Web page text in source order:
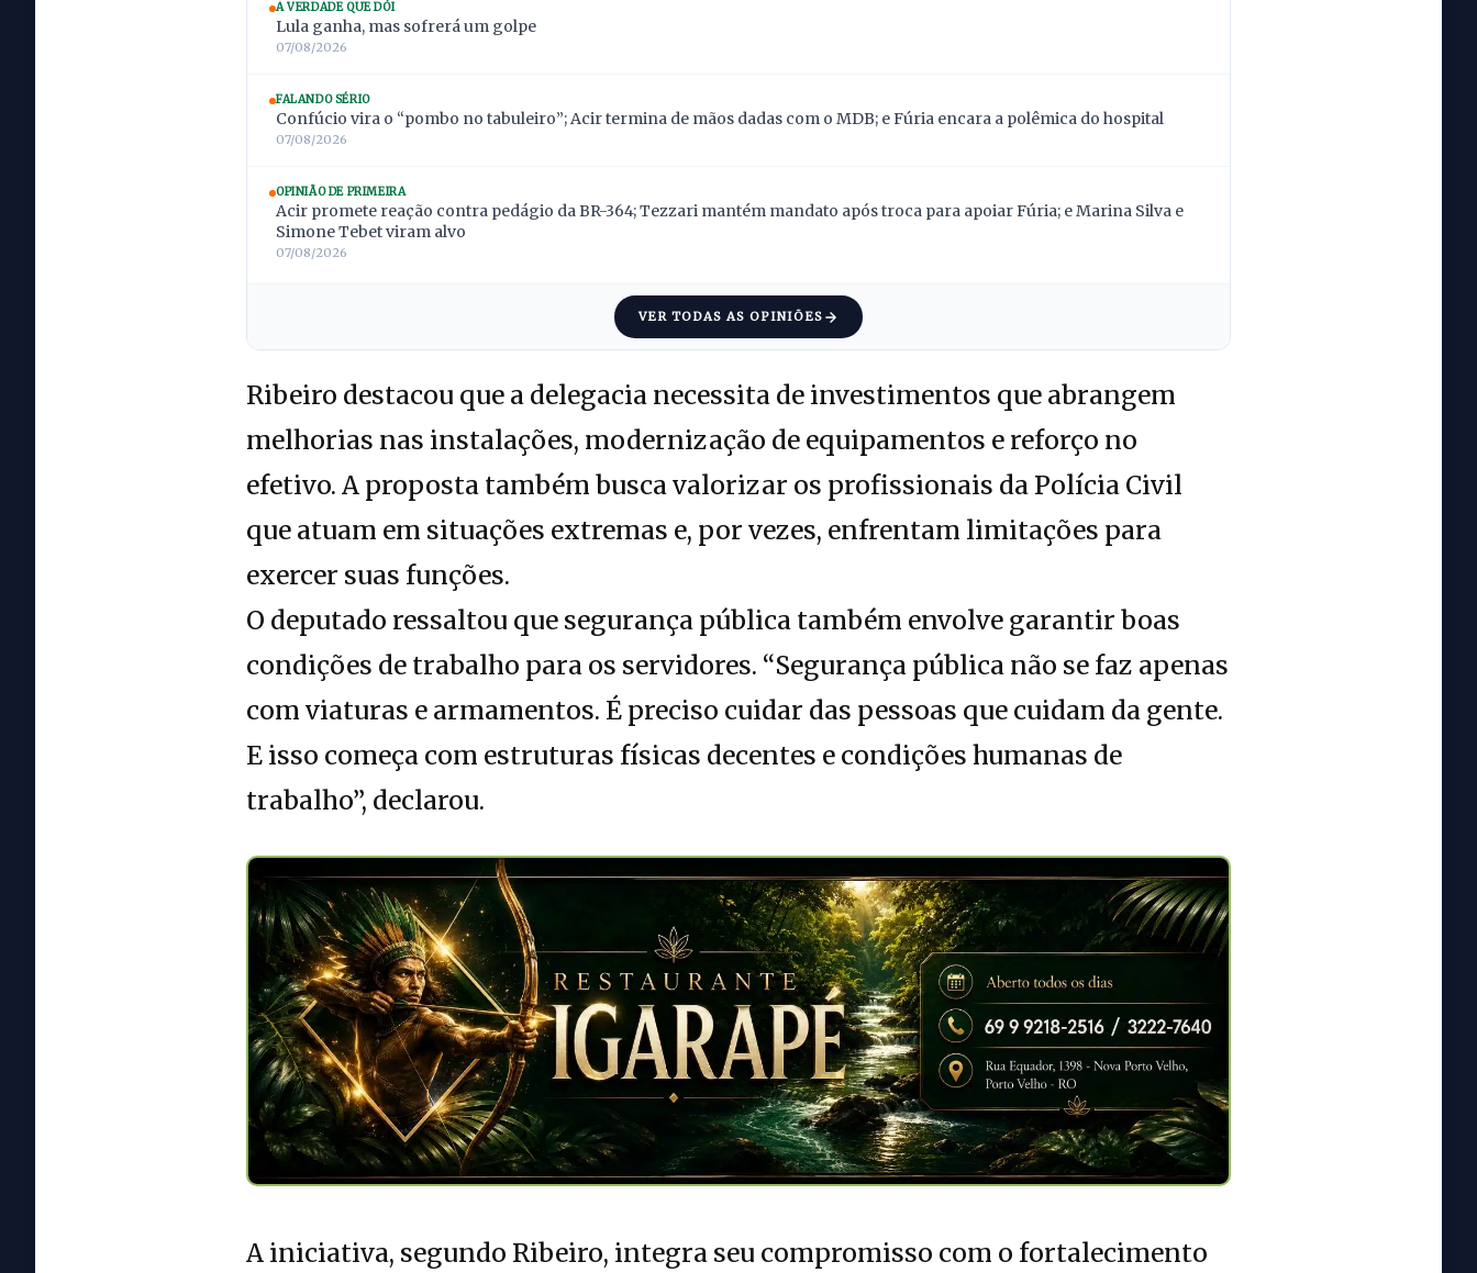
A VERDADE QUE DÓI
Lula ganha, mas sofrerá um golpe
07/08/2026
FALANDO SÉRIO
Confúcio vira o “pombo no tabuleiro”; Acir termina de mãos dadas com o MDB; e Fúria encara a polêmica do hospital
07/08/2026
OPINIÃO DE PRIMEIRA
Acir promete reação contra pedágio da BR-364; Tezzari mantém mandato após troca para apoiar Fúria; e Marina Silva e
Simone Tebet viram alvo
07/08/2026
VER TODAS AS OPINIÕES
Ribeiro destacou que a delegacia necessita de investimentos que abrangem
melhorias nas instalações, modernização de equipamentos e reforço no
efetivo. A proposta também busca valorizar os profissionais da Polícia Civil
que atuam em situações extremas e, por vezes, enfrentam limitações para
exercer suas funções.
O deputado ressaltou que segurança pública também envolve garantir boas
condições de trabalho para os servidores. “Segurança pública não se faz apenas
com viaturas e armamentos. É preciso cuidar das pessoas que cuidam da gente.
E isso começa com estruturas físicas decentes e condições humanas de
trabalho”, declarou.
A iniciativa, segundo Ribeiro, integra seu compromisso com o fortalecimento